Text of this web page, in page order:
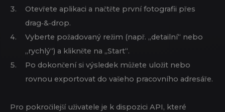
Otevřete aplikaci a načtěte první fotografii přes
drag‑&‑drop.
Vyberte požadovaný režim (např. „detailní“ nebo
„rychlý“) a klikněte na „Start“.
Po dokončení si výsledek můžete uložit nebo
rovnou exportovat do vašeho pracovního adresáře.
Pro pokročilejší uživatele je k dispozici API, které